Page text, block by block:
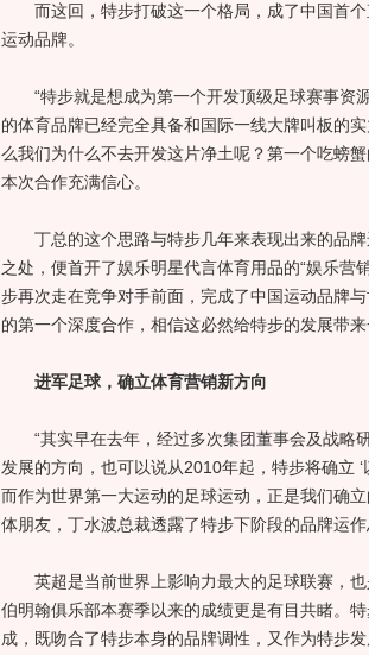
而这回，特步打破这一个格局，成了中国首个
运动品牌。
“特步就是想成为第一个开发顶级足球赛事资
的体育品牌已经完全具备和国际一线大牌叫板的
么我们为什么不去开发这片净土呢？第一个吃螃
本次合作充满信心。
丁总的这个思路与特步几年来表现出来的品牌
之处，便首开了娱乐明星代言体育用品的“娱乐营
步再次走在竞争对手前面，完成了中国运动品牌
的第一个深度合作，相信这必然给特步的发展带来
进军足球，确立体育营销新方向
“其实早在去年，经过多次集团董事会及战略
发展的方向，也可以说从2010年起，特步将确立
而作为世界第一大运动的足球运动，正是我们确
体朋友，丁水波总裁透露了特步下阶段的品牌运作
英超是当前世界上影响力最大的足球联赛，也
伯明翰俱乐部本赛季以来的成绩更是有目共睹。
成，既吻合了特步本身的品牌调性，又作为特步